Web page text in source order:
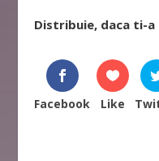
Distribuie, daca ti-
Facebook Like